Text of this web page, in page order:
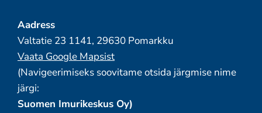
Aadress
Valtatie 23 1141, 29630 Pomarkku
Vaata Google Mapsist
(Navigeerimiseks soovitame otsida järgmise nime
järgi:
Suomen Imurikeskus Oy)